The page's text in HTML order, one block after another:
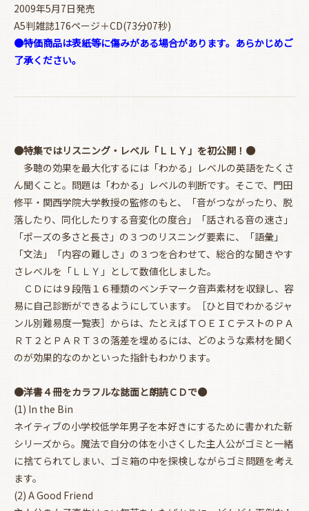
2009年5月7日発売
A5判雑誌176ページ＋CD(73分07秒)
●特価商品は表紙等に傷みがある場合があります。あらかじめご
了承ください。
●特集ではリスニング・レベル「ＬＬＹ」を初公開！●
多聴の効果を最大化するには「わかる」レベルの英語をたくさ
ん聞くこと。問題は「わかる」レベルの判断です。そこで、門田
修平・関西学院大学教授の監修のもと、「音がつながったり、脱
落したり、同化したりする音変化の度合」「話される音の速さ」
「ポーズの多さと長さ」の３つのリスニング要素に、「語彙」
「文法」「内容の難しさ」の３つを合わせて、総合的な聞きやす
さレベルを「ＬＬＹ」として数値化しました。
ＣＤには９段階１６種類のベンチマーク音声素材を収録し、容
易に自己診断ができるようにしています。［ひと目でわかるジャ
ンル別難易度一覧表］からは、たとえばＴＯＥＩＣテストのＰＡ
ＲＴ２とＰＡＲＴ３の落差を埋めるには、どのような素材を聞く
のが効果的なのかといった指針もわかります。
●洋書４冊をカラフルな誌面と朗読ＣＤで●
(1) In the Bin
ネイティブの小学校低学年男子を本好きにするために書かれた新
シリーズから。魔法で自分の体を小さくした主人公がゴミと一緒
に捨てられてしまい、ゴミ箱の中を探検しながらゴミ問題を考え
ます。
(2) A Good Friend